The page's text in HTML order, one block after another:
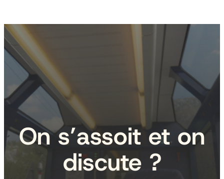
On s’assoit et on
discute ?